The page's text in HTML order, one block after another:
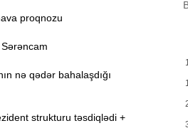
proqnozu
nə qədər bahalaşdığı
strukturu təsdiqlədi +